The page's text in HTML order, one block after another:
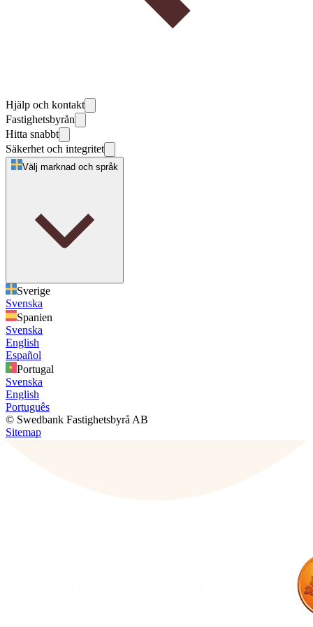
Hjälp och kontakt
Fastighetsbyrån
Hitta snabbt
Säkerhet och integritet
Välj marknad och språk
Sverige
Svenska
Spanien
Svenska
English
Español
Portugal
Svenska
English
Português
© Swedbank Fastighetsbyrå AB
Sitemap